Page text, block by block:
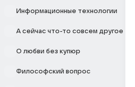
Информационные технологии
А сейчас что-то совсем другое
О любви без купюр
Философский вопрос